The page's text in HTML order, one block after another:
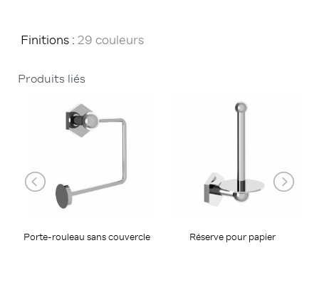
Finitions : 29 couleurs
Produits liés
Porte-rouleau sans couvercle Réserve pour papier